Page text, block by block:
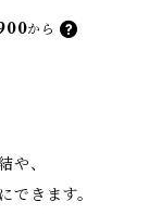
から
や、
できます。